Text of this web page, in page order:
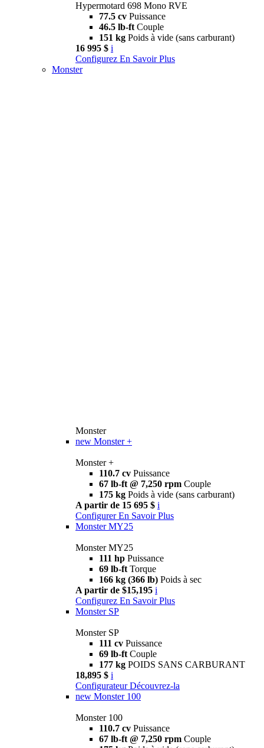
Hypermotard 698 Mono RVE
77.5 cv Puissance
46.5 lb-ft Couple
151 kg Poids à vide (sans carburant)
16 995 $ i
Configurez En Savoir Plus
Monster
Monster
new Monster +
Monster +
110.7 cv Puissance
67 lb-ft @ 7,250 rpm Couple
175 kg Poids à vide (sans carburant)
A partir de 15 695 $ i
Configurer En Savoir Plus
Monster MY25
Monster MY25
111 hp Puissance
69 lb-ft Torque
166 kg (366 lb) Poids à sec
A partir de $15,195 i
Configurez En Savoir Plus
Monster SP
Monster SP
111 cv Puissance
69 lb-ft Couple
177 kg POIDS SANS CARBURANT
18,895 $ i
Configurateur Découvrez-la
new Monster 100
Monster 100
110.7 cv Puissance
67 lb-ft @ 7,250 rpm Couple